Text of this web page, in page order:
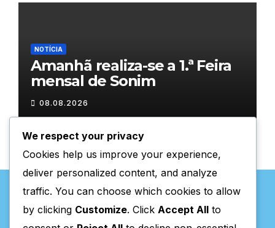
NOTÍCIA
Amanhã realiza-se a 1.ª Feira
mensal de Sonim
08.08.2026
We respect your privacy
Cookies help us improve your experience,
deliver personalized content, and analyze
traffic. You can choose which cookies to allow
by clicking Customize. Click Accept All to